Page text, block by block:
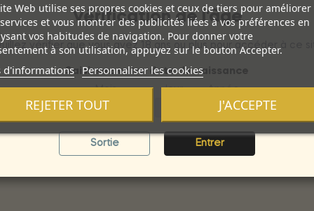
et polyvalent conçu pour répondre aux besoins des
Reduction Technology? pour réduire la résistance
pour les jouets et sans taches. La formule a été
d'eau ou de salive. Xtreme est votre premier choix pour
comme dispositif médical FDA 510K. Les
produit sur le marché. Vous savez que vous obtenez un
Web utilise ses propres cookies et ceux de tiers pour améliorer
et vous montrer des publicités liées à vos préférences en
vos habitudes de navigation. Pour donner votre
à son utilisation, appuyez sur le bouton Accepter.
d'informations Personnaliser les cookies
REJETER TOUT J'ACCEPTE
Vérification de l'âge
vérifier que vous avez 18 ans ou plus pour accéder à ce
Saisissez votre date de naissance
Mois
Jour Année
Sortie Entrer